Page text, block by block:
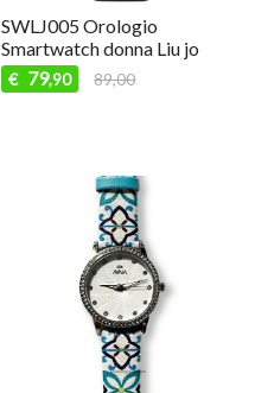
SWLJ005 Orologio
Smartwatch donna Liu jo
€ 79,90 89,00